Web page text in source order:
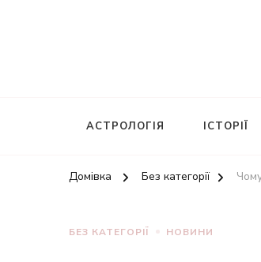
АСТРОЛОГІЯ ІСТОРІЇ
Домівка Без категорії
БЕЗ КАТЕГОРІЇ НОВИНИ